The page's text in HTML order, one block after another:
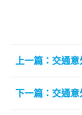
上一篇：交通
下一篇：交通